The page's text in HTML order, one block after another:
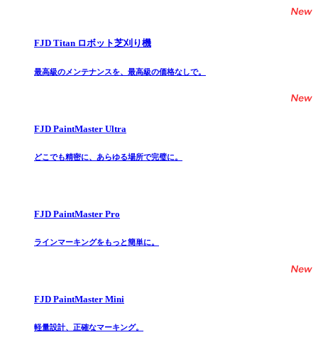
FJD Titan ロボット芝刈り機
最高級のメンテナンスを、最高級の価格なしで。
FJD PaintMaster Ultra
どこでも精密に、あらゆる場所で完璧に。
FJD PaintMaster Pro
ラインマーキングをもっと簡単に。
FJD PaintMaster Mini
軽量設計、正確なマーキング。